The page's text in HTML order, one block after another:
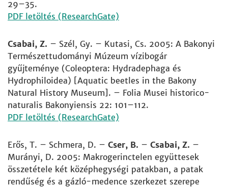
29–35.
PDF letöltés (ResearchGate)
Csabai, Z. – Szél, Gy. – Kutasi, Cs. 2005: A Bakonyi
Természettudományi Múzeum vízibogár
gyűjteménye (Coleoptera: Hydradephaga és
Hydrophiloidea) [Aquatic beetles in the Bakony
Natural History Museum]. – Folia Musei historico-
naturalis Bakonyiensis 22: 101–112.
PDF letöltés (ResearchGate)
Erős, T. – Schmera, D. – Cser, B. – Csabai, Z. –
Murányi, D. 2005: Makrogerinctelen együttesek
összetétele két középhegységi patakban, a patak
rendűség és a gázló-medence szerkezet szerepe